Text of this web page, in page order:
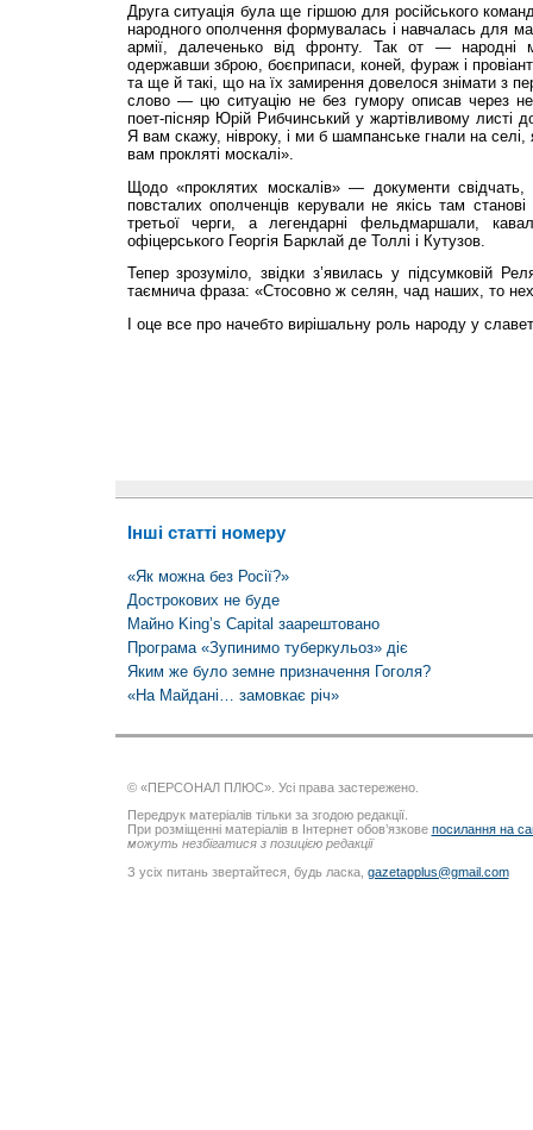
Друга ситуація була ще гіршою для російського
народного ополчення формувалась і навчалась для
армії, далеченько від фронту. Так от — народні
одержавши зброю, боєприпаси, коней, фураж і
та ще й такі, що на їх замирення довелося зні­мати з
слово — цю ситуацію не без гумору описав через
поет-пісняр Юрій Рибчинський у жартівливому
Я вам скажу, нівроку, і ми б шампанське гнали на селі,
вам прокляті москалі».
Щодо «проклятих москалів» — документи
повсталих ополченців керували не якісь там
третьої черги, а легендарні фельдмаршали,
офіцерського Георгія Барклай де Толлі і Кутузов.
Тепер зрозуміло, звід­ки з’явилась у підсумковій
таємнича фраза: «Стосовно ж селян, чад наших, то
І оце все про начебто вирішальну роль народу у
Інші статті номеру
«Як можна без Росії?»
Дострокових не буде
Майно King’s Capital заарештовано
Програма «Зупинимо туберкульоз» діє
Яким же було земне призначення Гоголя?
«На Майдані… замовкає річ»
© «ПЕРСОНАЛ ПЛЮС». Усі права застережено.
Передрук матеріалів тільки за згодою редакції.
При розміщенні матеріалів в Інтернет обов’язкове посилання на
можуть незбігатися з позицією редакції
З усіх питань звертайтеся, будь ласка, gazetapplus@gmail.com